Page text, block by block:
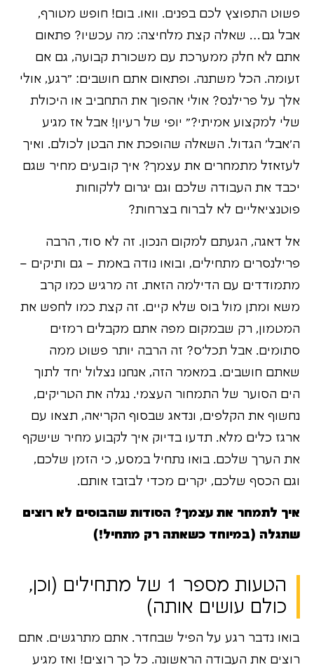
פשוט התפוצץ לכם בפנים. וואו. בום! חופש מטורף,
אבל גם… שאלה קצת מלחיצה: מה עכשיו? פתאום
אתם לא חלק ממערכת עם משכורת קבועה, גם אם
זעומה. הכל משתנה. ופתאום אתם חושבים: "רגע, אולי
אלך על פרילנס? אולי אהפוך את התחביב או היכולת
שלי למקצוע אמיתי?" יופי של רעיון! אבל אז מגיע
ה'אבל' הגדול. השאלה שהופכת את הבטן לכולם. ואיך
לעזאזל מתמחרים את עצמך? איך קובעים מחיר שגם
יכבד את העבודה שלכם וגם יגרום ללקוחות
פוטנציאליים לא לברוח בצרחות?
אל דאגה, הגעתם למקום הנכון. זה לא סוד, הרבה
פרילנסרים מתחילים, ובואו נודה באמת – גם ותיקים –
מתמודדים עם הדילמה הזאת. זה מרגיש כמו קרב
משא ומתן מול בוס שלא קיים. זה קצת כמו לחפש את
המטמון, רק שבמקום מפה אתם מקבלים רמזים
סתומים. אבל תכל'ס? זה הרבה יותר פשוט ממה
שאתם חושבים. במאמר הזה, אנחנו נצלול יחד לתוך
הים הסוער של התמחור העצמי. נגלה את הטריקים,
נחשוף את הקלפים, ונדאג שבסוף הקריאה, תצאו עם
ארגז כלים מלא. תדעו בדיוק איך לקבוע מחיר שישקף
את הערך שלכם. בואו נתחיל במסע, כי הזמן שלכם,
וגם הכסף שלכם, יקרים מכדי לבזבז אותם.
איך לתמחר את עצמך? הסודות שהבוסים לא רוצים
שתגלה (במיוחד כשאתה רק מתחיל!)
הטעות מספר 1 של מתחילים (וכן,
כולם עושים אותה)
בואו נדבר רגע על הפיל שבחדר. אתם מתרגשים. אתם
רוצים את העבודה הראשונה. כל כך רוצים! ואז מגיע